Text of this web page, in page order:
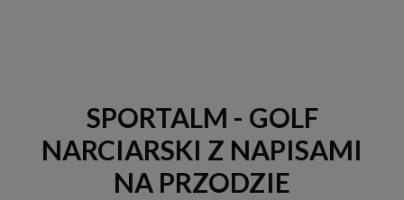
SPORTALM - GOLF
NARCIARSKI Z NAPISAMI
NA PRZODZIE